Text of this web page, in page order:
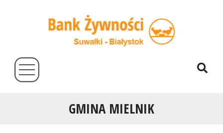
GMINA MIELNIK